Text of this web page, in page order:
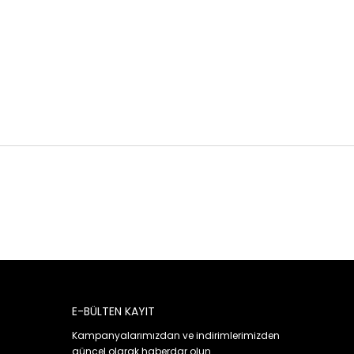
E-BÜLTEN KAYIT
Kampanyalarımızdan ve indirimlerimizden